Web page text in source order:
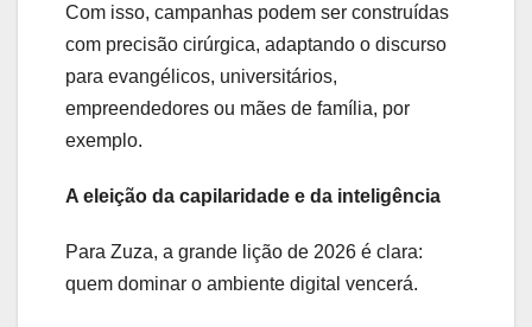
Com isso, campanhas podem ser construídas
com precisão cirúrgica, adaptando o discurso
para evangélicos, universitários,
empreendedores ou mães de família, por
exemplo.
A eleição da capilaridade e da inteligência
Para Zuza, a grande lição de 2026 é clara:
quem dominar o ambiente digital vencerá.